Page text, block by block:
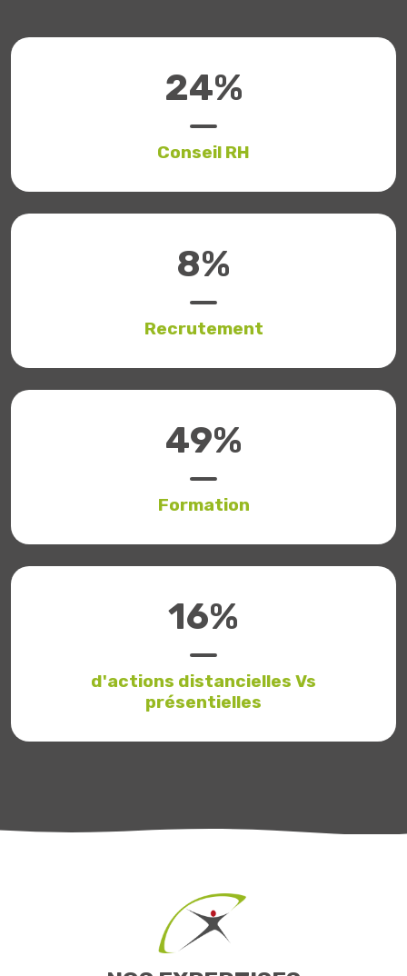
28%
Conseil RH
9%
Recrutement
56%
Formation
18%
d'actions distancielles Vs
présentielles